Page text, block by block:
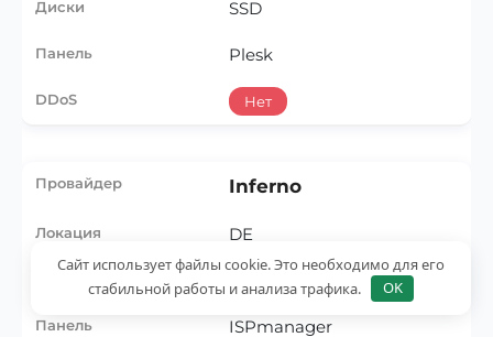
SSD
Plesk
Нет
Inferno
DE
ISPmanager
Сайт использует файлы cookie. Это необходимо для его
стабильной работы и анализа трафика.
OK